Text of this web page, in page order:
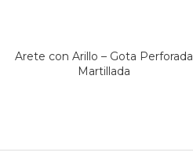
Arete con Arillo – Gota Perforada
Martillada